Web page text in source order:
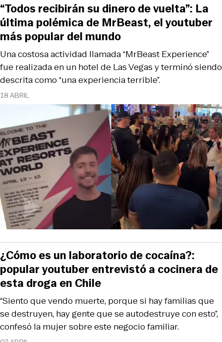
18 ABRIL
Una costosa actividad llamada “MrBeast Experience”
fue realizada en un hotel de Las Vegas y terminó siendo
descrita como “una experiencia terrible”.
“Todos recibirán su dinero de vuelta”: La
última polémica de MrBeast, el youtuber
más popular del mundo
“Siento que vendo muerte, porque si hay familias que
se destruyen, hay gente que se autodestruye con esto”,
confesó la mujer sobre este negocio familiar.
¿Cómo es un laboratorio de cocaína?:
popular youtuber entrevistó a cocinera de
esta droga en Chile